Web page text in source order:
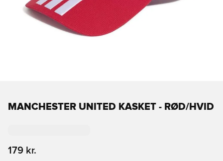
MANCHESTER UNITED KASKET - RØD/HVID
179 kr.